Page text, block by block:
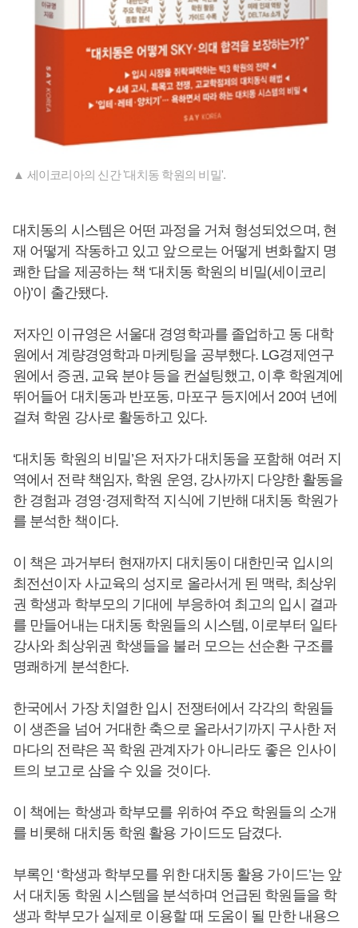
▲ 세이코리아의 신간 '대치동 학원의 비밀'.
대치동의 시스템은 어떤 과정을 거쳐 형성되었으며, 현
재 어떻게 작동하고 있고 앞으로는 어떻게 변화할지 명
쾌한 답을 제공하는 책 ‘대치동 학원의 비밀(세이코리
아)’이 출간됐다.
저자인 이규영은 서울대 경영학과를 졸업하고 동 대학
원에서 계량경영학과 마케팅을 공부했다. LG경제연구
원에서 증권, 교육 분야 등을 컨설팅했고, 이후 학원계에
뛰어들어 대치동과 반포동, 마포구 등지에서 20여 년에
걸쳐 학원 강사로 활동하고 있다.
‘대치동 학원의 비밀’은 저자가 대치동을 포함해 여러 지
역에서 전략 책임자, 학원 운영, 강사까지 다양한 활동을
한 경험과 경영·경제학적 지식에 기반해 대치동 학원가
를 분석한 책이다.
이 책은 과거부터 현재까지 대치동이 대한민국 입시의
최전선이자 사교육의 성지로 올라서게 된 맥락, 최상위
권 학생과 학부모의 기대에 부응하여 최고의 입시 결과
를 만들어내는 대치동 학원들의 시스템, 이로부터 일타
강사와 최상위권 학생들을 불러 모으는 선순환 구조를
명쾌하게 분석한다.
한국에서 가장 치열한 입시 전쟁터에서 각각의 학원들
이 생존을 넘어 거대한 축으로 올라서기까지 구사한 저
마다의 전략은 꼭 학원 관계자가 아니라도 좋은 인사이
트의 보고로 삼을 수 있을 것이다.
이 책에는 학생과 학부모를 위하여 주요 학원들의 소개
를 비롯해 대치동 학원 활용 가이드도 담겼다.
부록인 ‘학생과 학부모를 위한 대치동 활용 가이드’는 앞
서 대치동 학원 시스템을 분석하며 언급된 학원들을 학
생과 학부모가 실제로 이용할 때 도움이 될 만한 내용으